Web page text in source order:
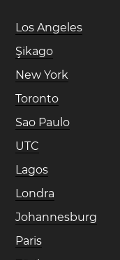
Los Angeles
Şikago
New York
Toronto
Sao Paulo
UTC
Lagos
Londra
Johannesburg
Paris